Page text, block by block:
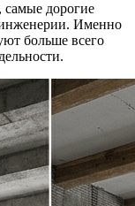
дорогие
инженерии. Именно
больше всего